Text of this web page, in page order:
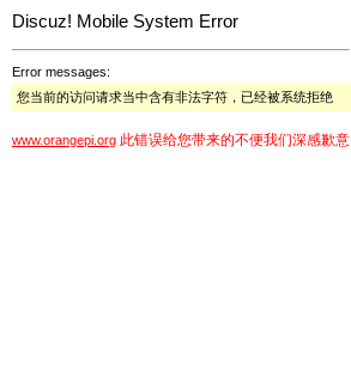
Discuz! Mobile System Error
Error messages:
您当前的访问请求当中含有非法字符，已经被系统拒绝
www.orangepi.org 此错误给您带来的不便我们深感歉意